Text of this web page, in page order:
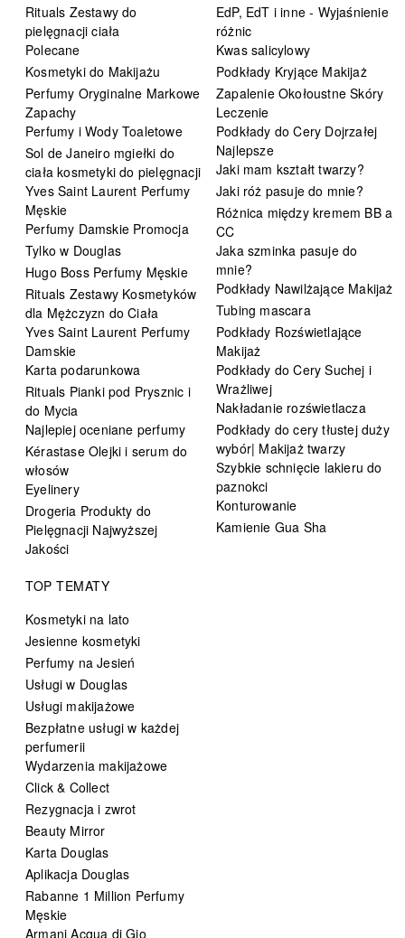
Rituals Zestawy do
pielęgnacji ciała
Polecane
Kosmetyki do Makijażu
Perfumy Oryginalne Markowe
Zapachy
Perfumy i Wody Toaletowe
Sol de Janeiro mgiełki do
ciała kosmetyki do pielęgnacji
Yves Saint Laurent Perfumy
Męskie
Perfumy Damskie Promocja
Tylko w Douglas
Hugo Boss Perfumy Męskie
Rituals Zestawy Kosmetyków
dla Mężczyzn do Ciała
Yves Saint Laurent Perfumy
Damskie
Karta podarunkowa
Rituals Pianki pod Prysznic i
do Mycia
Najlepiej oceniane perfumy
Kérastase Olejki i serum do
włosów
Eyelinery
Drogeria Produkty do
Pielęgnacji Najwyższej
Jakości
EdP, EdT i inne - Wyjaśnienie
różnic
Kwas salicylowy
Podkłady Kryjące Makijaż
Zapalenie Okołoustne Skóry
Leczenie
Podkłady do Cery Dojrzałej
Najlepsze
Jaki mam kształt twarzy?
Jaki róż pasuje do mnie?
Różnica między kremem BB a
CC
Jaka szminka pasuje do
mnie?
Podkłady Nawilżające Makijaż
Tubing mascara
Podkłady Rozświetlające
Makijaż
Podkłady do Cery Suchej i
Wrażliwej
Nakładanie rozświetlacza
Podkłady do cery tłustej duży
wybór| Makijaż twarzy
Szybkie schnięcie lakieru do
paznokci
Konturowanie
Kamienie Gua Sha
TOP TEMATY
Kosmetyki na lato
Jesienne kosmetyki
Perfumy na Jesień
Usługi w Douglas
Usługi makijażowe
Bezpłatne usługi w każdej
perfumerii
Wydarzenia makijażowe
Click & Collect
Rezygnacja i zwrot
Beauty Mirror
Karta Douglas
Aplikacja Douglas
Rabanne 1 Million Perfumy
Męskie
Armani Acqua di Gio